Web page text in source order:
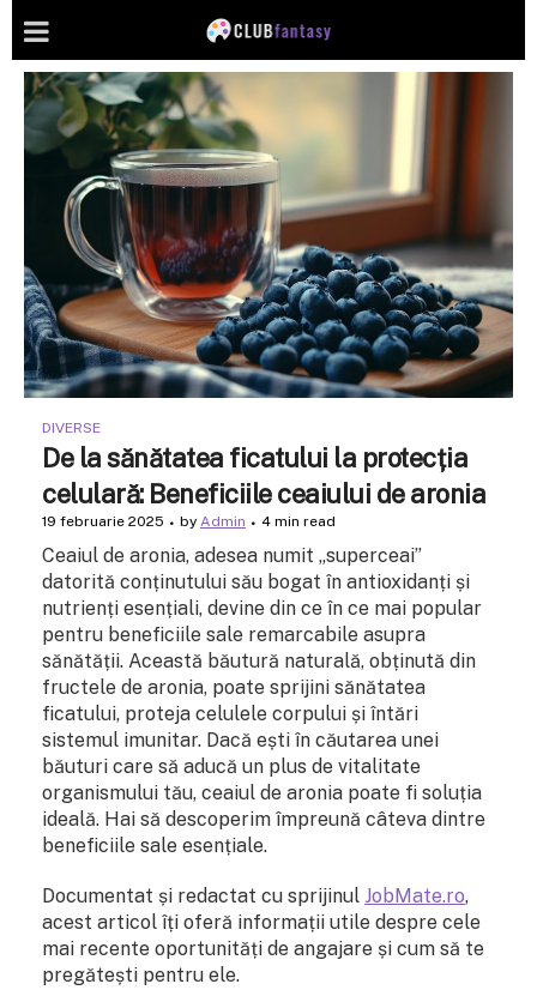
DIVERSE
De la sănătatea ficatului la protecția
celulară: Beneficiile ceaiului de aronia
19 februarie 2025 by Admin 4 min read
Ceaiul de aronia, adesea numit „superceai”
datorită conținutului său bogat în antioxidanți și
nutrienți esențiali, devine din ce în ce mai popular
pentru beneficiile sale remarcabile asupra
sănătății. Această băutură naturală, obținută din
fructele de aronia, poate sprijini sănătatea
ficatului, proteja celulele corpului și întări
sistemul imunitar. Dacă ești în căutarea unei
băuturi care să aducă un plus de vitalitate
organismului tău, ceaiul de aronia poate fi soluția
ideală. Hai să descoperim împreună câteva dintre
beneficiile sale esențiale.
Documentat și redactat cu sprijinul JobMate.ro,
acest articol îți oferă informații utile despre cele
mai recente oportunități de angajare și cum să te
pregătești pentru ele.